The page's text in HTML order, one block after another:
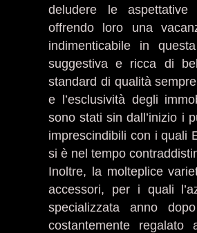
deludere le aspettative
offrendo loro una
indimenticabile in
suggestiva e ricca di
standard di qualità
e l’esclusività degli
sono stati sin dall’inizio i
imprescindibili con i quali
si è nel tempo
Inoltre, la molteplice
accessori, per i quali
specializzata anno
costantemente regalato